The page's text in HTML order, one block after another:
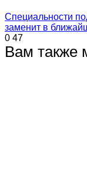
Специальности
заменит в
0 47
Вам также